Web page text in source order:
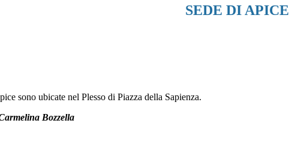
SEDE DI APICE
sono ubicate nel Plesso di Piazza della Sapienza.
Bozzella